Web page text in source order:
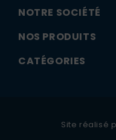
NOTRE SOCIÉTÉ
NOS PRODUITS
CATÉGORIES
Site réalisé